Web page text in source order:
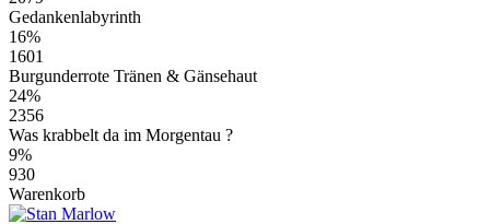
Gedankenlabyrinth
16%
1601
Burgunderrote Tränen & Gänsehaut
24%
2356
Was krabbelt da im Morgentau ?
9%
930
Warenkorb